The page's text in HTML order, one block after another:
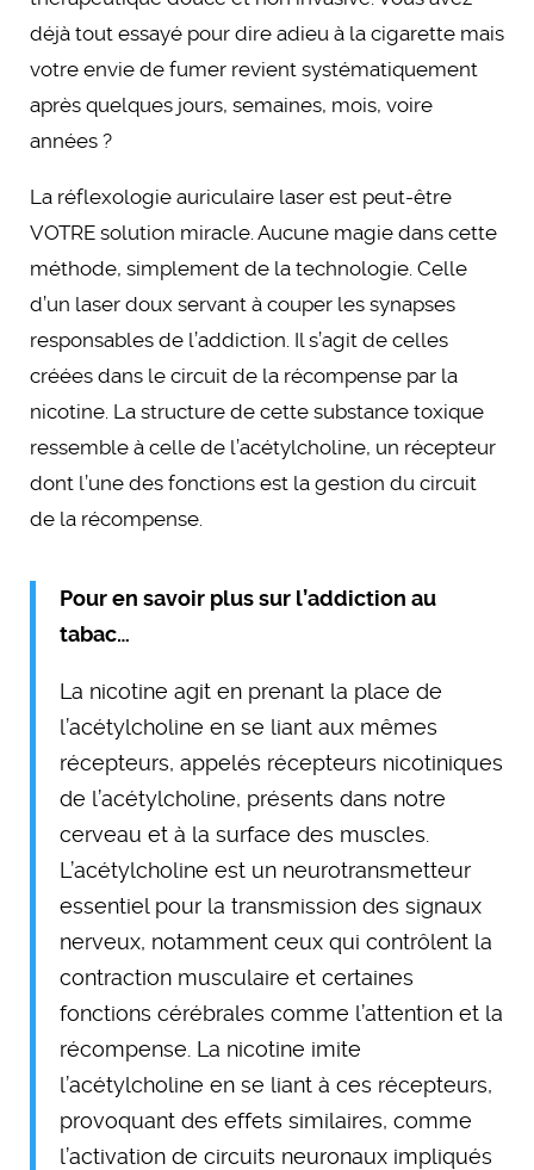
déjà tout essayé pour dire adieu à la cigarette mais
votre envie de fumer revient systématiquement
après quelques jours, semaines, mois, voire
années ?
La réflexologie auriculaire laser est peut-être
VOTRE solution miracle. Aucune magie dans cette
méthode, simplement de la technologie. Celle
d’un laser doux servant à couper les synapses
responsables de l’addiction. Il s’agit de celles
créées dans le circuit de la récompense par la
nicotine. La structure de cette substance toxique
ressemble à celle de l’acétylcholine, un récepteur
dont l’une des fonctions est la gestion du circuit
de la récompense.
Pour en savoir plus sur l’addiction au
tabac…
La nicotine agit en prenant la place de
l’acétylcholine en se liant aux mêmes
récepteurs, appelés récepteurs nicotiniques
de l’acétylcholine, présents dans notre
cerveau et à la surface des muscles.
L’acétylcholine est un neurotransmetteur
essentiel pour la transmission des signaux
nerveux, notamment ceux qui contrôlent la
contraction musculaire et certaines
fonctions cérébrales comme l’attention et la
récompense. La nicotine imite
l’acétylcholine en se liant à ces récepteurs,
provoquant des effets similaires, comme
l’activation de circuits neuronaux impliqués